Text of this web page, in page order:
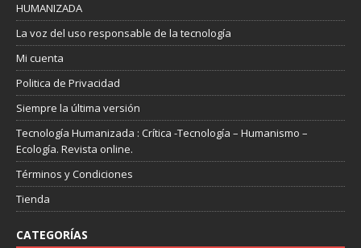
HUMANIZADA
La voz del uso responsable de la tecnología
Mi cuenta
Politica de Privacidad
Siempre la última versión
Tecnología Humanizada : Crítica -Tecnología – Humanismo –
Ecología. Revista online.
Términos y Condiciones
Tienda
CATEGORÍAS